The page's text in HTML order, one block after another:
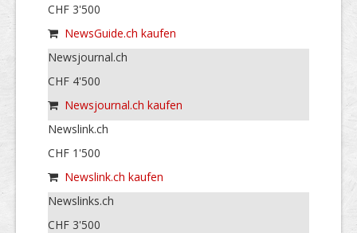
CHF 3'500
NewsGuide.ch kaufen
Newsjournal.ch
CHF 4'500
Newsjournal.ch kaufen
Newslink.ch
CHF 1'500
Newslink.ch kaufen
Newslinks.ch
CHF 3'500